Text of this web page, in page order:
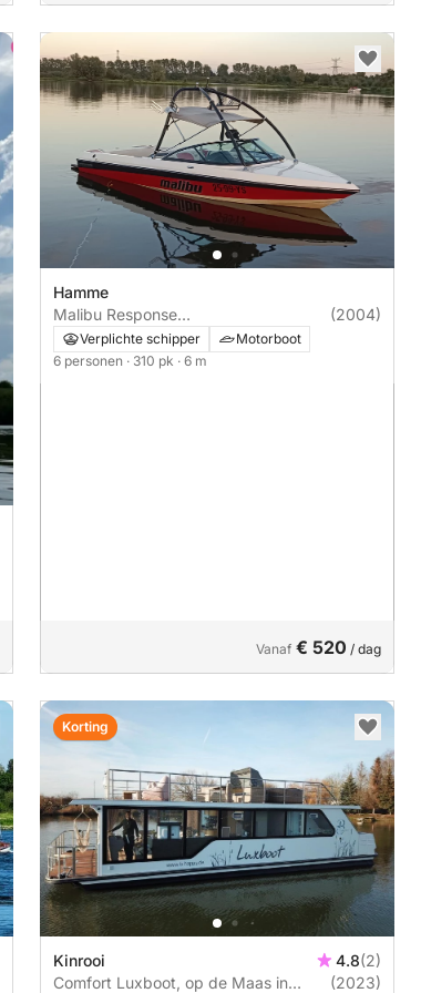
Hamme
Malibu Response
Wakeboard/Waterski
(2004)
Verplichte schipper
Motorboot
6 personen · 310 pk · 6 m
Vanaf € 520 / dag
Kinrooi 4.8(2)
Comfort Luxboot, op de Maas in
(2023)
Korting